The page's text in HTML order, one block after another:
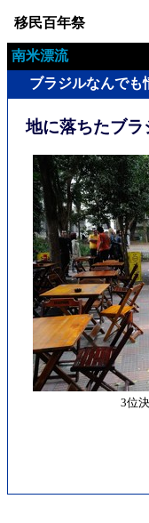
移民百年祭
南米漂流
ブラジルなんでも
地に落ちたブラ
3位